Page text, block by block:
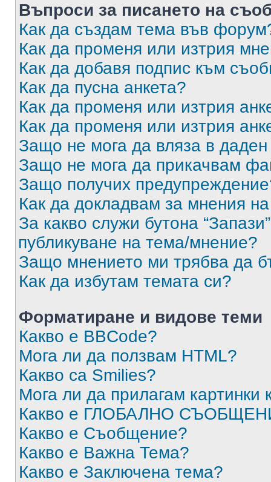
Въпроси за писането на
Как да създам тема във
Как да променя или изтрия
Как да добавя подпис към
Как да пусна анкета?
Как да променя или изтрия
Как да променя или изтрия
Защо не мога да вляза в
Защо не мога да прикачвам
Защо получих
Как да докладвам за мнения
За какво служи бутона
публикуване на тема/мнение?
Защо мнението ми трябва да
Как да избутам темата си?
Форматиране и видове теми
Какво е BBCode?
Мога ли да ползвам HTML?
Какво са Smilies?
Мога ли да прилагам
Какво е ГЛОБАЛНО
Какво е Съобщение?
Какво е Важна Тема?
Какво е Заключена тема?